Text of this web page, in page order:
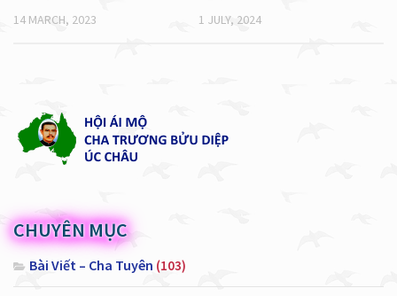
14 MARCH, 2023 1 JULY, 2024
CHUYÊN MỤC
Bài Viết – Cha Tuyên (103)